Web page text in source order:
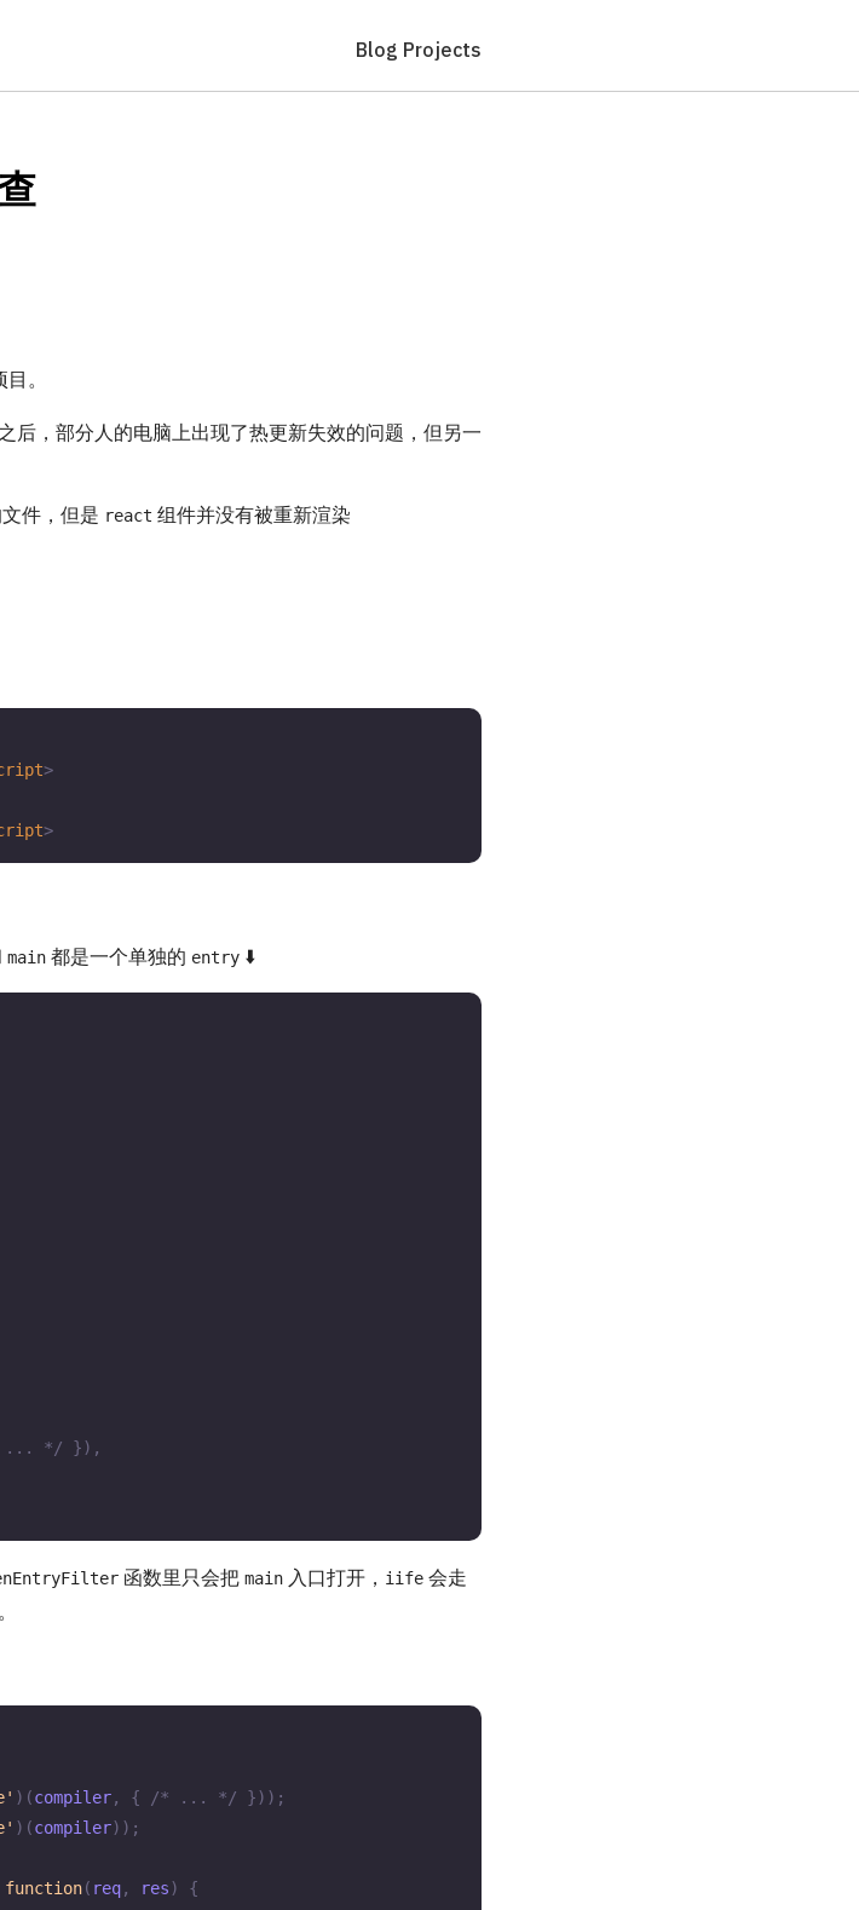
Blog Projects
目。
后，部分人的电脑上出现了热更新失效的问题，但另一
件，但是 react 组件并没有被重新渲染
>
>
main 都是一个单独的 entry ⬇️
... */ }) ,
函数里只会把 main 入口打开， iife 会走
) (compiler, { /* ... */ }) ) ;
) (compiler) ) ;
function( req, res)
{